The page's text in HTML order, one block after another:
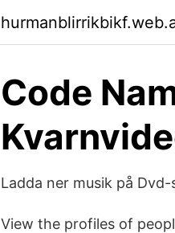
Code
Ladda ner musik på
View the profiles of